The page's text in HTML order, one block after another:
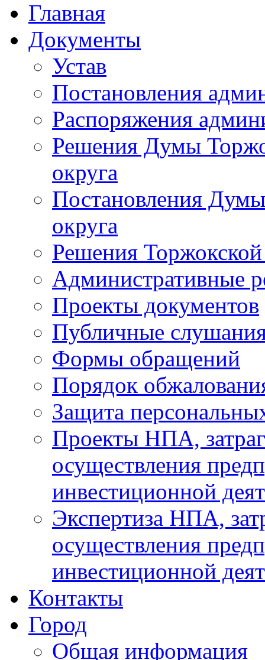
Главная
Документы
Устав
Постановления
Распоряжения
Решения Думы
округа
Постановления
округа
Решения
Административные
Проекты документов
Публичные
Формы обращений
Порядок
Защита
Проекты НПА,
осуществления
инвестиционной
Экспертиза НПА,
осуществления
инвестиционной
Контакты
Город
Общая информация